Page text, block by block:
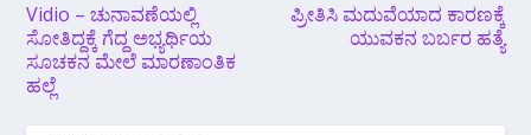
Vidio – ಚುನಾವಣೆಯಲ್ಲಿ
ಸೋತಿದ್ದಕ್ಕೆ ಗೆದ್ದ ಅಭ್ಯರ್ಥಿಯ
ಸೂಚಕನ ಮೇಲೆ ಮಾರಣಾಂತಿಕ
ಹಲ್ಲೆ
ಪ್ರೀತಿಸಿ ಮದುವೆಯಾದ ಕಾರಣಕ್ಕೆ
ಯುವಕನ ಬರ್ಬರ ಹತ್ಯೆ